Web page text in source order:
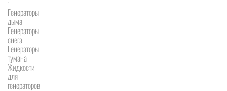
Генераторы
дыма
Генераторы
снега
Генераторы
тумана
Жидкости
для
генераторов